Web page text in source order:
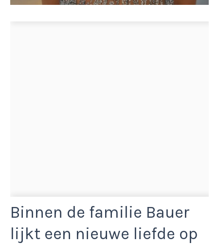
Binnen de familie Bauer
lijkt een nieuwe liefde op